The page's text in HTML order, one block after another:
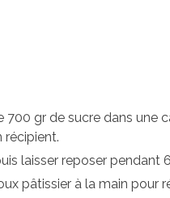
gr de sucre dans une
récipient.
laisser reposer pendant
pâtissier à la main pour